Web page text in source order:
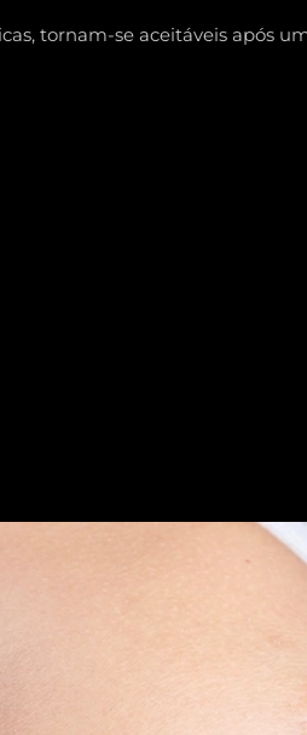
tornam-se aceitáveis após